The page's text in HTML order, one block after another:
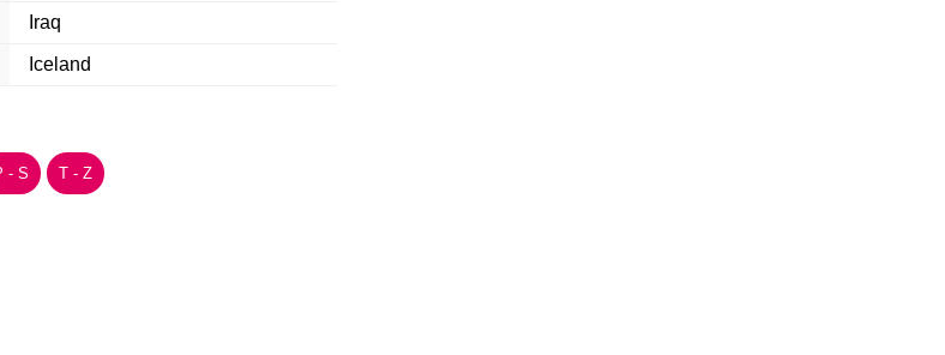
Iraq
Iceland
- S T - Z